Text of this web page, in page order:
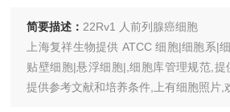
简要描述： 22Rv1 人前列腺癌细胞
上海复祥生物提供 ATCC 细胞|细胞系|
贴壁细胞|悬浮细胞|,细胞库管理规范,提
提供参考文献和培养条件,上有细胞照片,